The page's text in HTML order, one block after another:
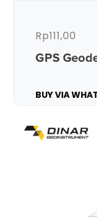
GPS
Rp111,00
BUY VIA